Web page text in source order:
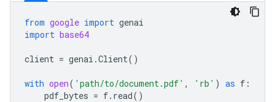
from google import genai
import base64
client = genai .Client()
with open( 'path/to/document.pdf' , 'rb' ) as f :
pdf_bytes = f. read()